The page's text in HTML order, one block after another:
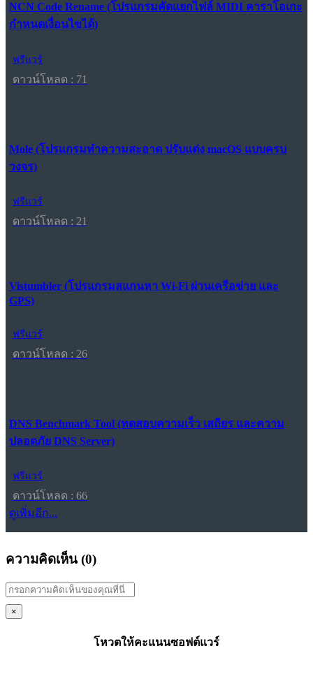
NCN Code Rename (โปรแกรมคัดแยกไฟล์ MIDI คาราโอเกะ
กำหนดเงื่อนไขได้)
ฟรีแวร์
ดาวน์โหลด : 71
Mole (โปรแกรมทำความสะอาด ปรับแต่ง macOS แบบครบ
วงจร)
ฟรีแวร์
ดาวน์โหลด : 21
Vistumbler (โปรแกรมสแกนหา Wi-Fi ผ่านเครือข่าย และ
GPS)
ฟรีแวร์
ดาวน์โหลด : 26
DNS Benchmark Tool (ทดสอบความเร็ว เสถียร และความ
ปลอดภัย DNS Server)
ฟรีแวร์
ดาวน์โหลด : 66
ดูเพิ่มอีก...
ความคิดเห็น (0)
×
โหวตให้คะแนนซอฟต์แวร์